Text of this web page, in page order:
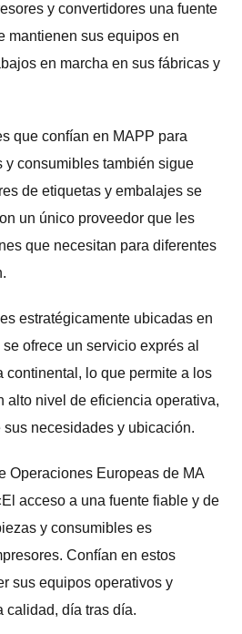
y convertidores una fuente
mantienen sus equipos en
en marcha en sus fábricas y
que confían en MAPP para
y consumibles también sigue
de etiquetas y embalajes se
un único proveedor que les
que necesitan para diferentes
estratégicamente ubicadas en
ofrece un servicio exprés al
continental, lo que permite a los
alto nivel de eficiencia operativa,
necesidades y ubicación.
Operaciones Europeas de MA
acceso a una fuente fiable y de
y consumibles es
Confían en estos
sus equipos operativos y
calidad, día tras día.